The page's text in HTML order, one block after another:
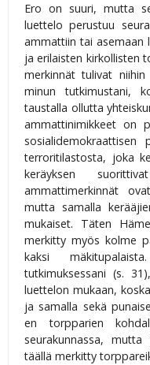
Ero on suuri, mutta
luettelo perustuu
ammattiin tai asemaan
ja erilaisten kirkollisten
merkinnät tulivat
minun tutkimustani,
taustalla ollutta
ammattinimikkeet on
terroritilastosta, joka
keräyksen
ammattimerkinnät
mutta samalla
mukaiset. Täten
merkitty myös kolme
kaksi
tutkimuksessani (s.
luettelon mukaan,
ja samalla sekä
en torpparien
seurakunnassa,
täällä merkitty